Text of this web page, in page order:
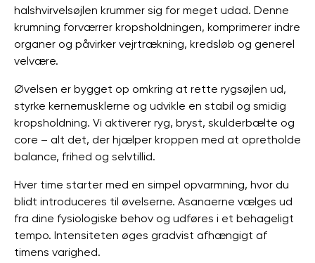
halshvirvelsøjlen krummer sig for meget udad. Denne
krumning forværrer kropsholdningen, komprimerer indre
organer og påvirker vejrtrækning, kredsløb og generel
velvære.
Øvelsen er bygget op omkring at rette rygsøjlen ud,
styrke kernemusklerne og udvikle en stabil og smidig
kropsholdning. Vi aktiverer ryg, bryst, skulderbælte og
core – alt det, der hjælper kroppen med at opretholde
balance, frihed og selvtillid.
Hver time starter med en simpel opvarmning, hvor du
blidt introduceres til øvelserne. Asanaerne vælges ud
fra dine fysiologiske behov og udføres i et behageligt
tempo. Intensiteten øges gradvist afhængigt af
timens varighed.